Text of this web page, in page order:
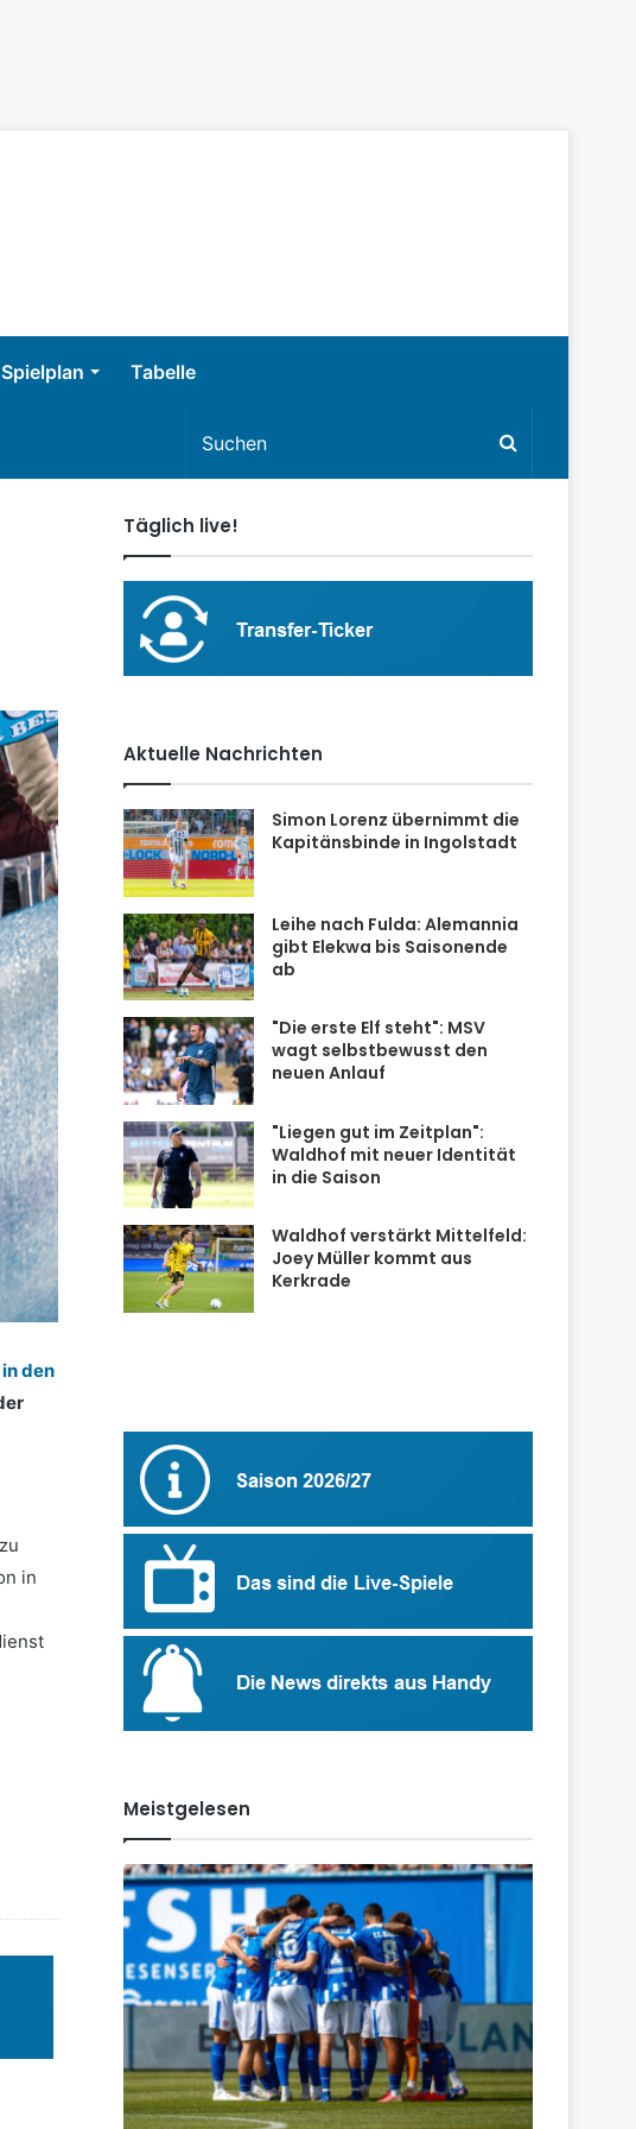
Spielplan Tabelle
in den
in
Täglich live!
Aktuelle Nachrichten
Simon Lorenz übernimmt die
Kapitänsbinde in Ingolstadt
Leihe nach Fulda: Alemannia
gibt Elekwa bis Saisonende
ab
"Die erste Elf steht": MSV
wagt selbstbewusst den
neuen Anlauf
"Liegen gut im Zeitplan":
Waldhof mit neuer Identität
in die Saison
Waldhof verstärkt Mittelfeld:
Joey Müller kommt aus
Kerkrade
Meistgelesen